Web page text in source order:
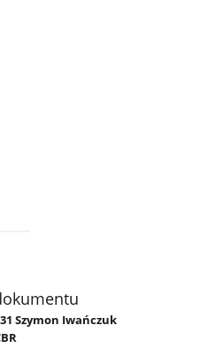
Szymon Iwańczuk